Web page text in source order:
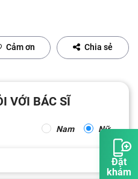
Đặt
khám
Cảm ơn Chia sẻ
VỚI BÁC SĨ
Nam Nữ